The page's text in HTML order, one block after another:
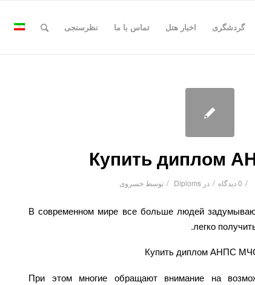
گردشگری اخبار هتل تماس با ما نظرسنجی
Купить диплом
/ 0 دیدگاه / درDiploms
/ توسطخسروی
В современном мире все больше людей
легко
При этом многие обращают внимание на